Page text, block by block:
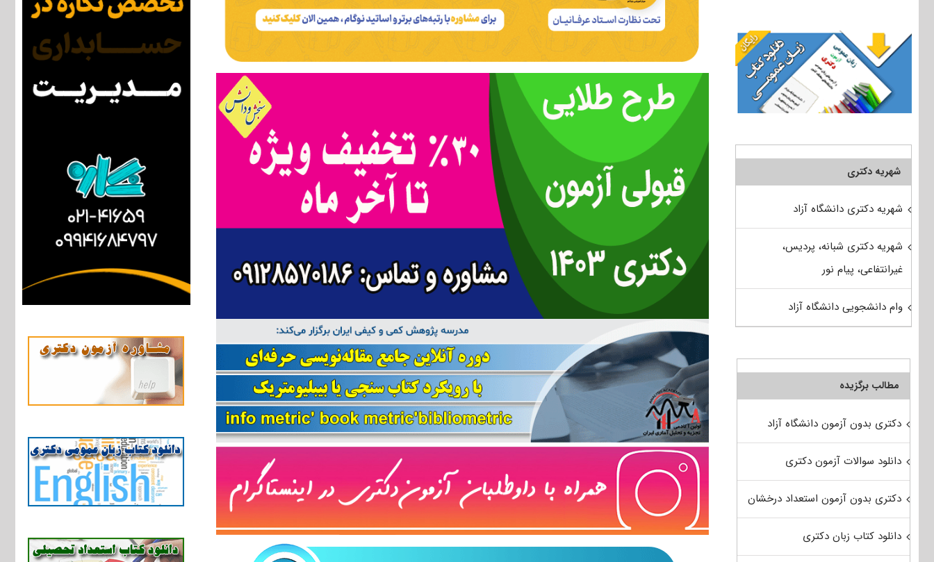
شهریه دکتری
شهریه دکتری دانشگاه آزاد
شهریه دکتری شبانه، پردیس،
غیرانتفاعی، پیام نور
وام دانشجویی دانشگاه آزاد
مطالب برگزیده
دکتری بدون آزمون دانشگاه آزاد
دانلود سوالات آزمون دکتری
دکتری بدون آزمون استعداد درخشان
دانلود کتاب زبان دکتری